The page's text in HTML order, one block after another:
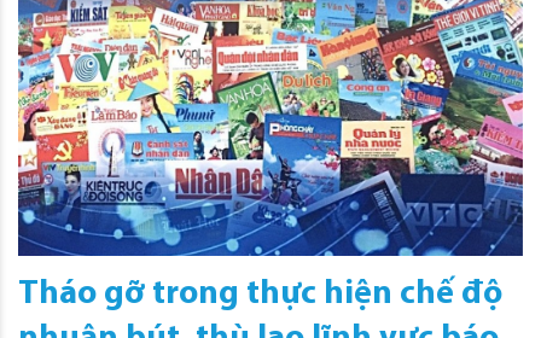
Tháo gỡ trong thực hiện chế độ